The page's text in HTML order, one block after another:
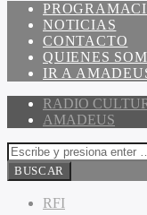
NOTICIAS
CONTACTO
QUIENES
IR A
RADIO
AMADEUS
RFI